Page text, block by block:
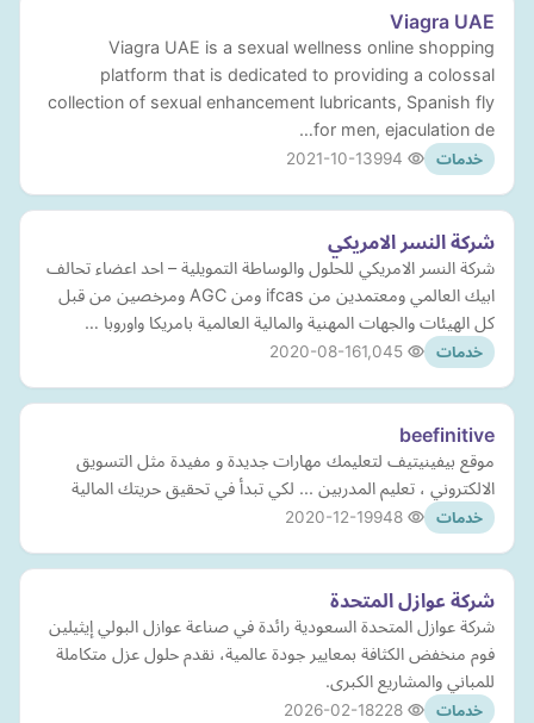
Viagra UAE
Viagra UAE is a sexual wellness online shopping
platform that is dedicated to providing a colossal
collection of sexual enhancement lubricants, Spanish fly
for men, ejaculation de…
خدمات 2021-10-13
شركة النسر الامريكي
شركة النسر الامريكي للحلول والوساطة التمويلية – احد اعضاء تحالف
ابيك العالمي ومعتمدين من ifcas ومن AGC ومرخصين من قبل
كل الهيئات والجهات المهنية والمالية العالمية بامريكا واوروبا …
خدمات 2020-08-16
beefinitive
موقع بيفينيتيف لتعليمك مهارات جديدة و مفيدة مثل التسويق
الالكتروني ، تعليم المدربين ... لكي تبدأ في تحقيق حريتك المالية
خدمات 2020-12-19
شركة عوازل المتحدة
شركة عوازل المتحدة السعودية رائدة في صناعة عوازل البولي إيثيلين
فوم منخفض الكثافة بمعايير جودة عالمية، نقدم حلول عزل متكاملة
للمباني والمشاريع الكبرى.
خدمات 2026-02-18